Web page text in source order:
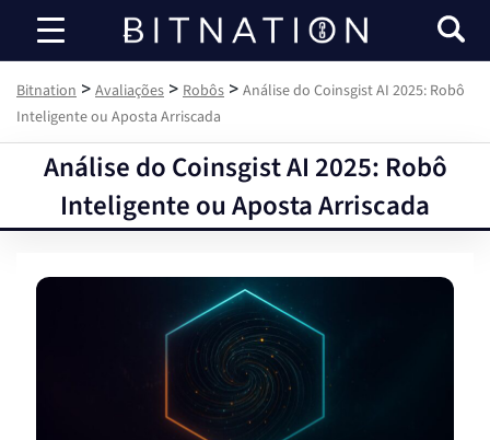
Bitnation
Bitnation > Avaliações > Robôs > Análise do Coinsgist AI 2025: Robô
Inteligente ou Aposta Arriscada
Análise do Coinsgist AI 2025: Robô
Inteligente ou Aposta Arriscada